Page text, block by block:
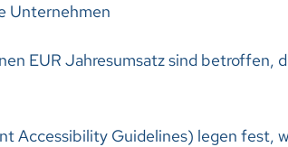
Unternehmen
EUR Jahresumsatz sind betroffen,
Accessibility Guidelines) legen fest,